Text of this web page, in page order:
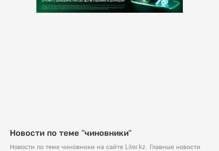
Новости по теме "чиновники"
Новости по теме чиновники на сайте Liter.kz. Главные новости